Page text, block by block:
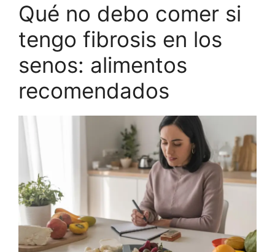
Qué no debo comer si
tengo fibrosis en los
senos: alimentos
recomendados